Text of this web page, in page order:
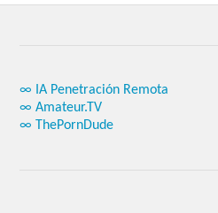
∞ IA Penetración Remota
∞ Amateur.TV
∞ ThePornDude